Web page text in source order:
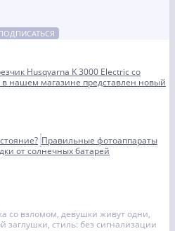
Husqvarna K 3000 Electric со
в нашем магазине представлен новый
Правильные фотоаппараты
от солнечных батарей
со взломом, девушки живут одни,
стиль: без сигнализации